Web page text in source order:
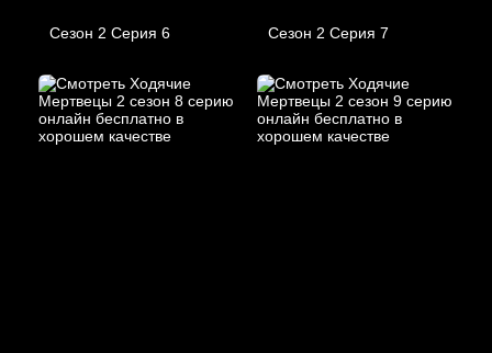
Сезон 2 Серия 6 Сезон 2 Серия 7